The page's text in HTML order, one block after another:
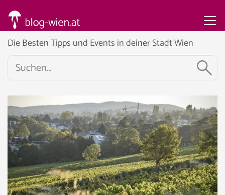
Die Besten Tipps und Events in deiner Stadt Wien